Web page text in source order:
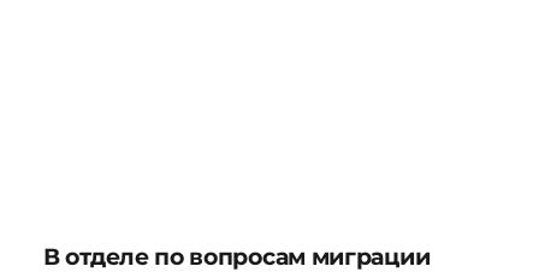
В отделе по вопросам миграции